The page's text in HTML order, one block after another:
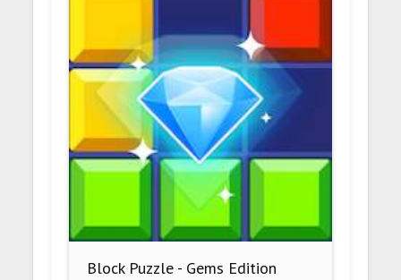
Block Puzzle - Gems Edition